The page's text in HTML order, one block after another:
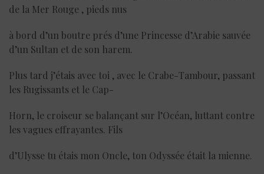
de la Mer Rouge , pieds nus
à bord d’un boutre prés d’une Princesse d’Arabie sauvée
d’un Sultan et de son harem.
Plus tard j’étais avec toi , avec le Crabe-Tambour, passant
les Rugissants et le Cap-
Horn, le croiseur se balançant sur l’Océan, luttant contre
les vagues effrayantes. Fils
d’Ulysse tu étais mon Oncle, ton Odyssée était la mienne.